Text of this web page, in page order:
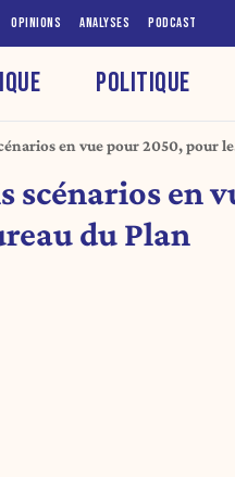
OPINIONS ANALYSES PODCAST
POLITIQUE
en vue pour 2050, pour le
scénarios en
du Plan